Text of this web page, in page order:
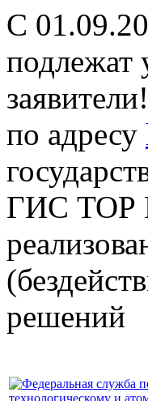
С
подлежат
по адресу
ГИС ТОР
решений